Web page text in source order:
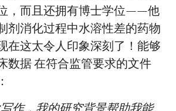
，而且还拥有博士学位——他
剂消化过程中水溶性差的药物
在这太令人印象深刻了！能够
数据在符合监管要求的文件
作，我的研究背景帮助我能